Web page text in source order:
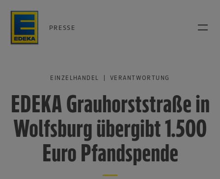
PRESSE
EINZELHANDEL | VERANTWORTUNG
EDEKA Grauhorststraße in
Wolfsburg übergibt 1.500
Euro Pfandspende